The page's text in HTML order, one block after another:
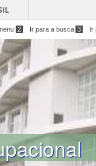
2 Ir para a busca 3